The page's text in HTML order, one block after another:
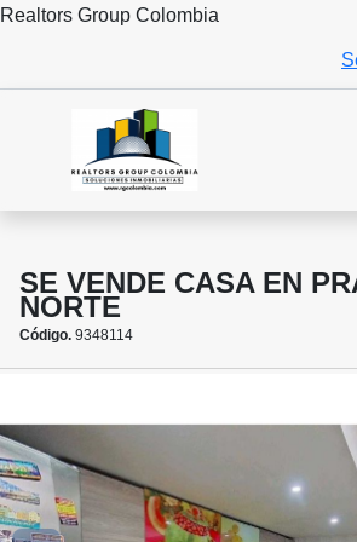
Realtors Group Colombia
SE VENDE CASA EN
NORTE
Código. 9348114